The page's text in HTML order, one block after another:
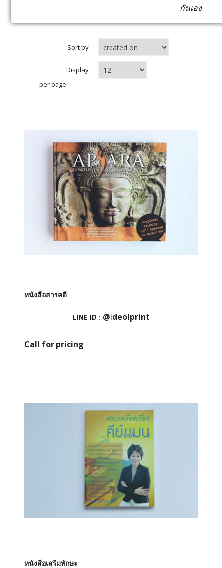
กันเอง
Sort by
Display
per page
หนังสือสารคดี
LINE ID : @ideolprint
Call for pricing
หนังสือเสริมทักษะ